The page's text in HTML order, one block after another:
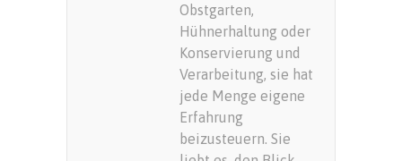
Obstgarten,
Hühnerhaltung oder
Konservierung und
Verarbeitung, sie hat
jede Menge eigene
Erfahrung
beizusteuern. Sie